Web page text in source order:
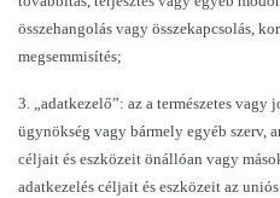
összehangolás vagy összekapcsolás,
megsemmisítés;
3.
„adatkezelő”: az a természetes
ügynökség vagy bármely egyéb szerv,
céljait és eszközeit önállóan vagy
adatkezelés céljait és eszközeit az